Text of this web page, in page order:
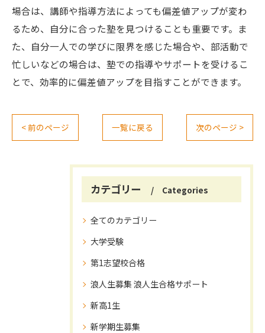
場合は、講師や指導方法によっても偏差値アップが変わ
るため、自分に合った塾を見つけることも重要です。ま
た、自分一人での学びに限界を感じた場合や、部活動で
忙しいなどの場合は、塾での指導やサポートを受けるこ
とで、効率的に偏差値アップを目指すことができます。
< 前のページ 一覧に戻る 次のページ >
カテゴリー Categories
全てのカテゴリー
大学受験
第1志望校合格
浪人生募集 浪人生合格サポート
新高1生
新学期生募集